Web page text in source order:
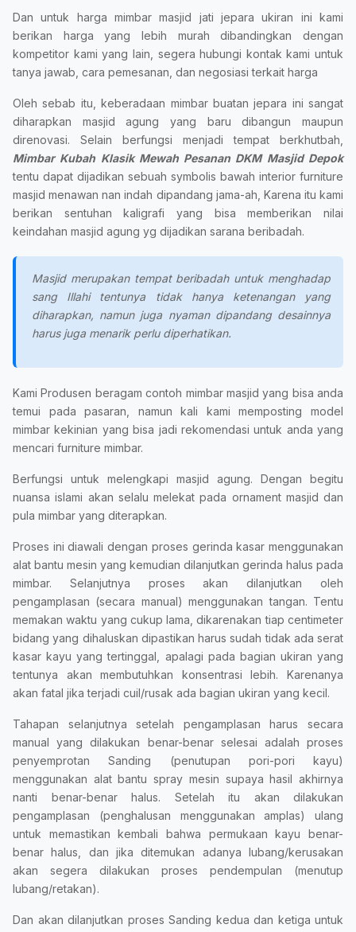
Dan untuk harga mimbar masjid jati jepara ukiran ini kami
berikan harga yang lebih murah dibandingkan dengan
kompetitor kami yang lain, segera hubungi kontak kami untuk
tanya jawab, cara pemesanan, dan negosiasi terkait harga
Oleh sebab itu, keberadaan mimbar buatan jepara ini sangat
diharapkan masjid agung yang baru dibangun maupun
direnovasi. Selain berfungsi menjadi tempat berkhutbah,
Mimbar Kubah Klasik Mewah Pesanan DKM Masjid Depok
tentu dapat dijadikan sebuah symbolis bawah interior furniture
masjid menawan nan indah dipandang jama-ah, Karena itu kami
berikan sentuhan kaligrafi yang bisa memberikan nilai
keindahan masjid agung yg dijadikan sarana beribadah.
Masjid merupakan tempat beribadah untuk menghadap
sang Illahi tentunya tidak hanya ketenangan yang
diharapkan, namun juga nyaman dipandang desainnya
harus juga menarik perlu diperhatikan.
Kami Produsen beragam contoh mimbar masjid yang bisa anda
temui pada pasaran, namun kali kami memposting model
mimbar kekinian yang bisa jadi rekomendasi untuk anda yang
mencari furniture mimbar.
Berfungsi untuk melengkapi masjid agung. Dengan begitu
nuansa islami akan selalu melekat pada ornament masjid dan
pula mimbar yang diterapkan.
Proses ini diawali dengan proses gerinda kasar menggunakan
alat bantu mesin yang kemudian dilanjutkan gerinda halus pada
mimbar. Selanjutnya proses akan dilanjutkan oleh
pengamplasan (secara manual) menggunakan tangan. Tentu
memakan waktu yang cukup lama, dikarenakan tiap centimeter
bidang yang dihaluskan dipastikan harus sudah tidak ada serat
kasar kayu yang tertinggal, apalagi pada bagian ukiran yang
tentunya akan membutuhkan konsentrasi lebih. Karenanya
akan fatal jika terjadi cuil/rusak ada bagian ukiran yang kecil.
Tahapan selanjutnya setelah pengamplasan harus secara
manual yang dilakukan benar-benar selesai adalah proses
penyemprotan Sanding (penutupan pori-pori kayu)
menggunakan alat bantu spray mesin supaya hasil akhirnya
nanti benar-benar halus. Setelah itu akan dilakukan
pengamplasan (penghalusan menggunakan amplas) ulang
untuk memastikan kembali bahwa permukaan kayu benar-
benar halus, dan jika ditemukan adanya lubang/kerusakan
akan segera dilakukan proses pendempulan (menutup
lubang/retakan).
Dan akan dilanjutkan proses Sanding kedua dan ketiga untuk